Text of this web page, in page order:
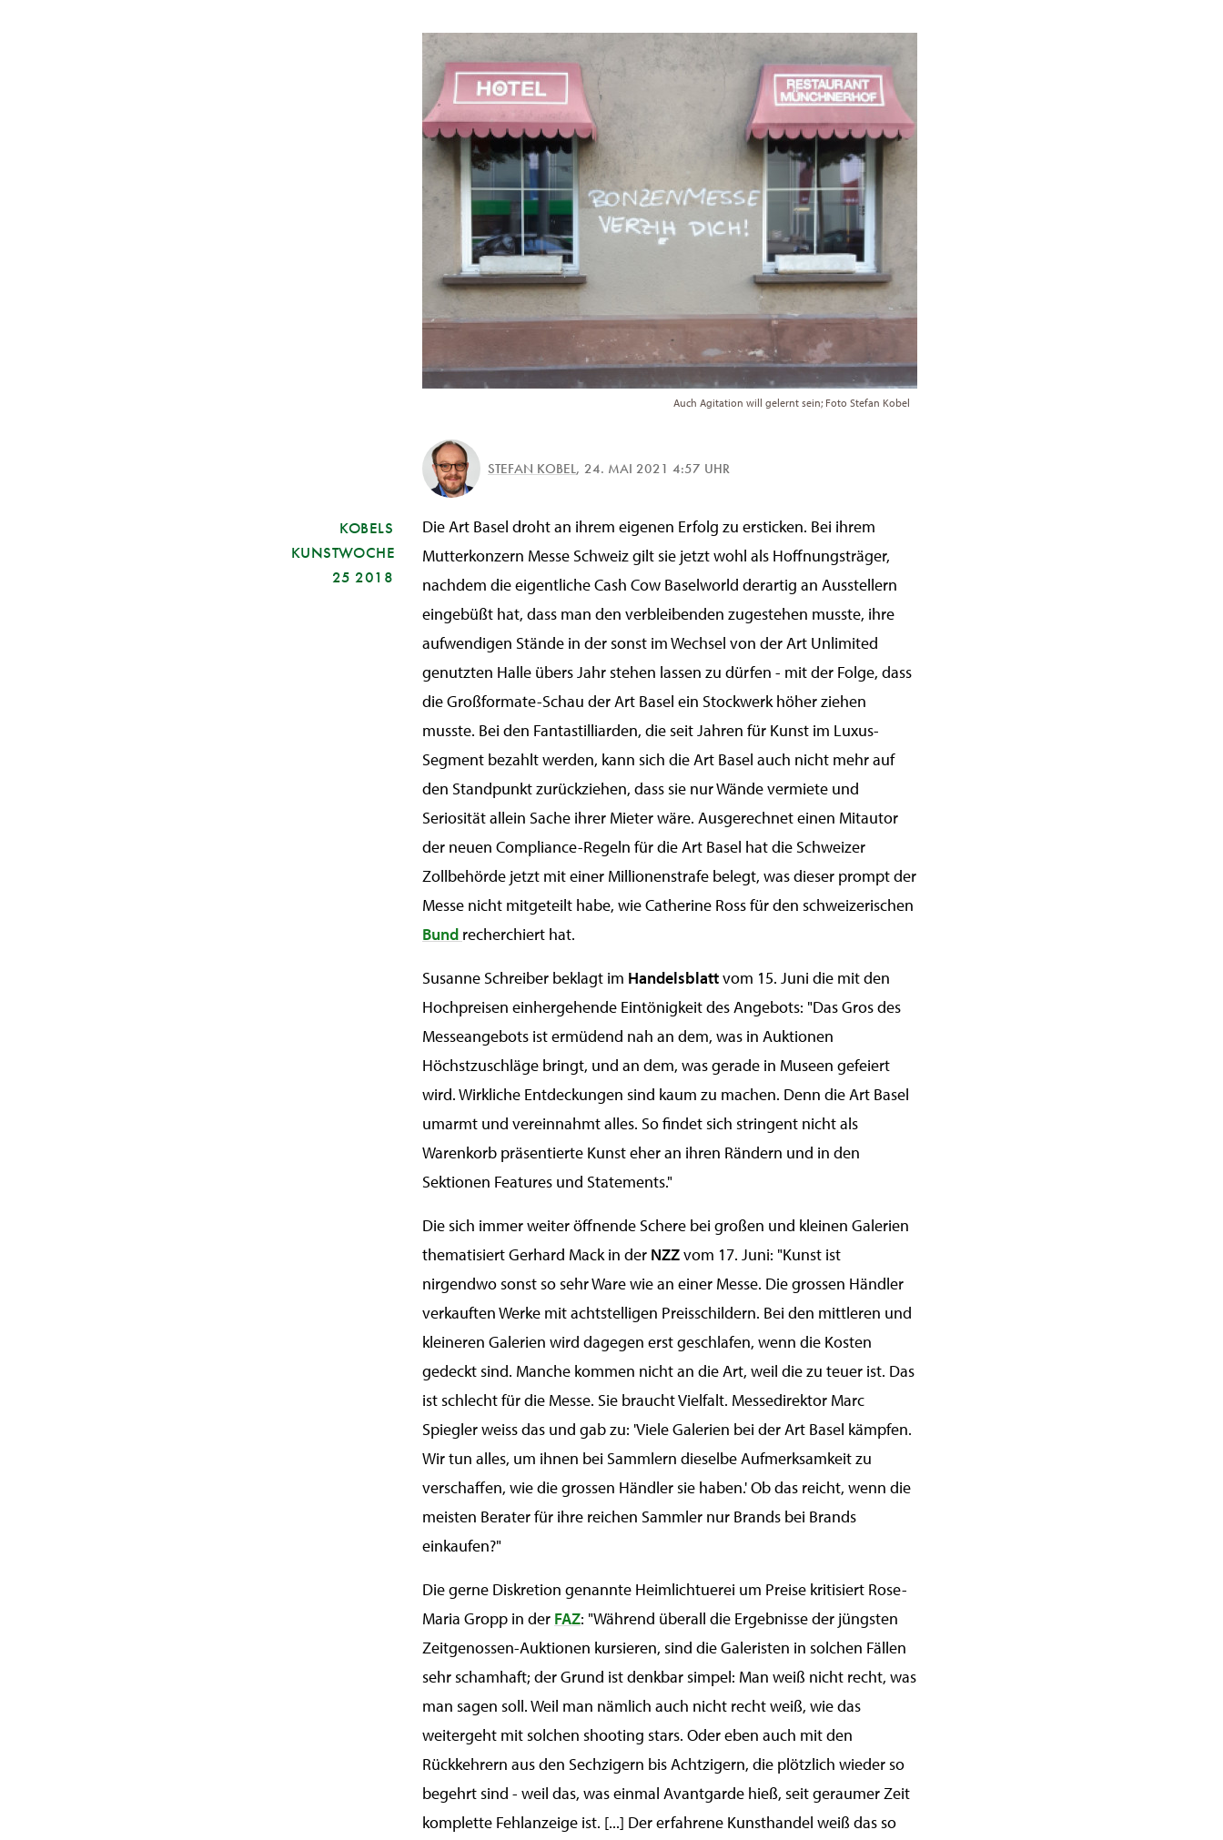
Auch Agitation will gelernt sein; Foto Stefan Kobel
STEFAN KOBEL, 24. MAI 2021 4:57 UHR
KOBELS
KUNSTWOCHE
25 2018
Die Art Basel droht an ihrem eigenen Erfolg zu ersticken. Bei ihrem
Mutterkonzern Messe Schweiz gilt sie jetzt wohl als Hoffnungsträger,
nachdem die eigentliche Cash Cow Baselworld derartig an Ausstellern
eingebüßt hat, dass man den verbleibenden zugestehen musste, ihre
aufwendigen Stände in der sonst im Wechsel von der Art Unlimited
genutzten Halle übers Jahr stehen lassen zu dürfen - mit der Folge, dass
die Großformate-Schau der Art Basel ein Stockwerk höher ziehen
musste. Bei den Fantastilliarden, die seit Jahren für Kunst im Luxus-
Segment bezahlt werden, kann sich die Art Basel auch nicht mehr auf
den Standpunkt zurückziehen, dass sie nur Wände vermiete und
Seriosität allein Sache ihrer Mieter wäre. Ausgerechnet einen Mitautor
der neuen Compliance-Regeln für die Art Basel hat die Schweizer
Zollbehörde jetzt mit einer Millionenstrafe belegt, was dieser prompt der
Messe nicht mitgeteilt habe, wie Catherine Ross für den schweizerischen
Bund recherchiert hat.
Susanne Schreiber beklagt im Handelsblattvom 15. Juni die mit den
Hochpreisen einhergehende Eintönigkeit des Angebots: "Das Gros des
Messeangebots ist ermüdend nah an dem, was in Auktionen
Höchstzuschläge bringt, und an dem, was gerade in Museen gefeiert
wird. Wirkliche Entdeckungen sind kaum zu machen. Denn die Art Basel
umarmt und vereinnahmt alles. So findet sich stringent nicht als
Warenkorb präsentierte Kunst eher an ihren Rändern und in den
Sektionen Features und Statements."
Die sich immer weiter öffnende Schere bei großen und kleinen Galerien
thematisiert Gerhard Mack in der NZZvom 17. Juni: "Kunst ist
nirgendwo sonst so sehr Ware wie an einer Messe. Die grossen Händler
verkauften Werke mit achtstelligen Preisschildern. Bei den mittleren und
kleineren Galerien wird dagegen erst geschlafen, wenn die Kosten
gedeckt sind. Manche kommen nicht an die Art, weil die zu teuer ist. Das
ist schlecht für die Messe. Sie braucht Vielfalt. Messedirektor Marc
Spiegler weiss das und gab zu: 'Viele Galerien bei der Art Basel kämpfen.
Wir tun alles, um ihnen bei Sammlern dieselbe Aufmerksamkeit zu
verschaffen, wie die grossen Händler sie haben.' Ob das reicht, wenn die
meisten Berater für ihre reichen Sammler nur Brands bei Brands
einkaufen?"
Die gerne Diskretion genannte Heimlichtuerei um Preise kritisiert Rose-
Maria Gropp in der FAZ: "Während überall die Ergebnisse der jüngsten
Zeitgenossen-Auktionen kursieren, sind die Galeristen in solchen Fällen
sehr schamhaft; der Grund ist denkbar simpel: Man weiß nicht recht, was
man sagen soll. Weil man nämlich auch nicht recht weiß, wie das
weitergeht mit solchen shooting stars. Oder eben auch mit den
Rückkehrern aus den Sechzigern bis Achtzigern, die plötzlich wieder so
begehrt sind - weil das, was einmal Avantgarde hieß, seit geraumer Zeit
komplette Fehlanzeige ist. [...] Der erfahrene Kunsthandel weiß das so